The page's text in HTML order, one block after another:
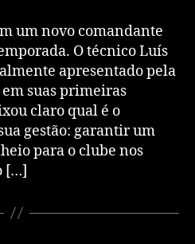
um novo comandante
O técnico Luís
apresentado pela
suas primeiras
claro qual é o
gestão: garantir um
para o clube nos
[…]